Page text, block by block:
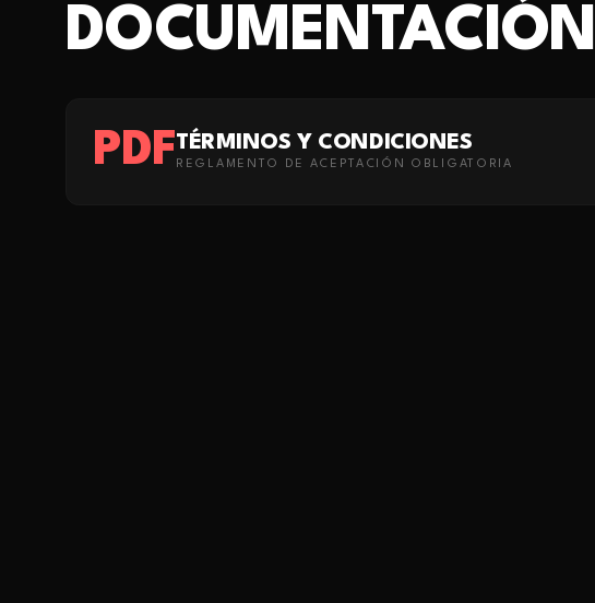
DOCUMENTACIÓN
PDFTÉRMINOS Y CONDICIONES
REGLAMENTO DE ACEPTACIÓN OBLIGATORIA